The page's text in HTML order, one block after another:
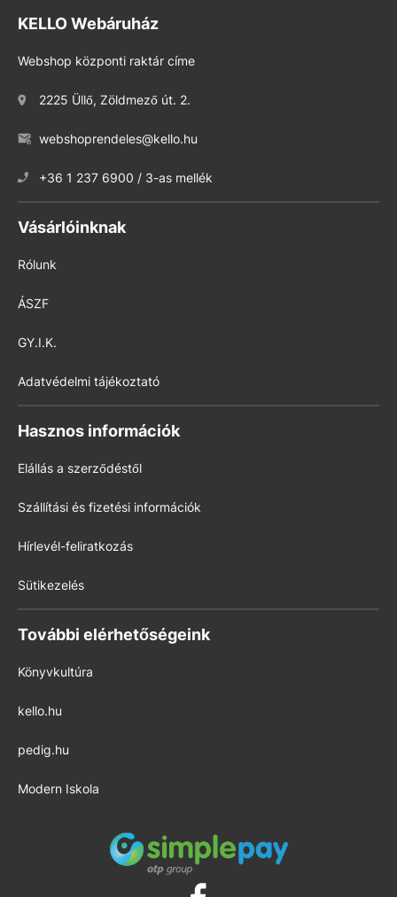
KELLO Webáruház
Webshop központi raktár címe
2225 Üllő, Zöldmező út. 2.
webshoprendeles@kello.hu
+36 1 237 6900 / 3-as mellék
Vásárlóinknak
Rólunk
ÁSZF
GY.I.K.
Adatvédelmi tájékoztató
Hasznos információk
Elállás a szerződéstől
Szállítási és fizetési információk
Hírlevél-feliratkozás
Sütikezelés
További elérhetőségeink
Könyvkultúra
kello.hu
pedig.hu
Modern Iskola